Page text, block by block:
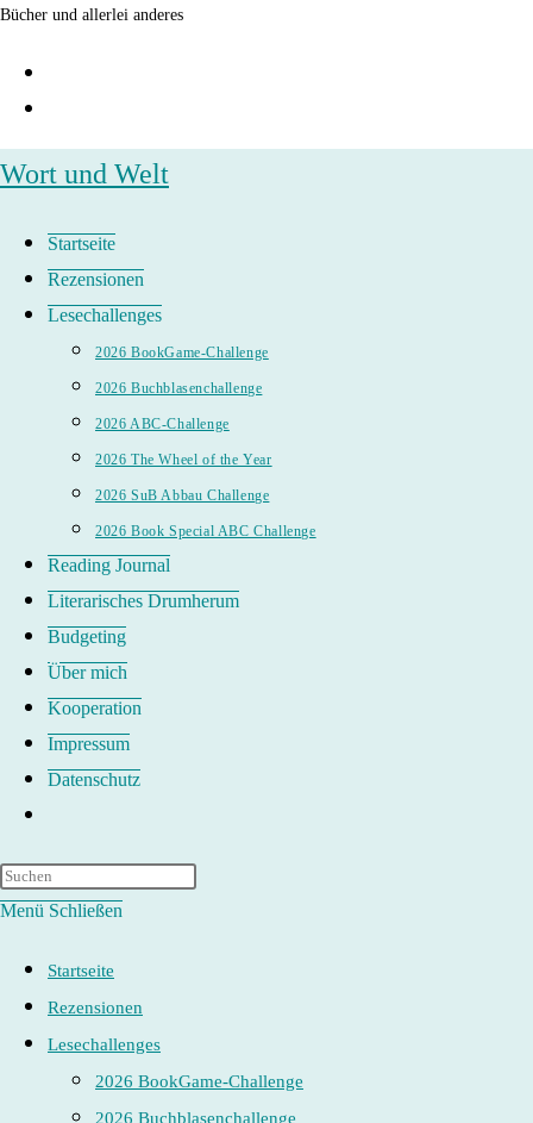
Zum
Bücher und allerlei anderes
Wort und Welt
Startseite
Rezensionen
Lesechallenges
2026 BookGame-Challenge
2026 Buchblasenchallenge
2026 ABC-Challenge
2026 The Wheel of the Year
2026 SuB Abbau Challenge
2026 Book Special ABC Challenge
Reading Journal
Literarisches Drumherum
Budgeting
Über mich
Kooperation
Impressum
Datenschutz
umschalten
Menü Schließen
Startseite
Rezensionen
Lesechallenges
2026 BookGame-Challenge
2026 Buchblasenchallenge